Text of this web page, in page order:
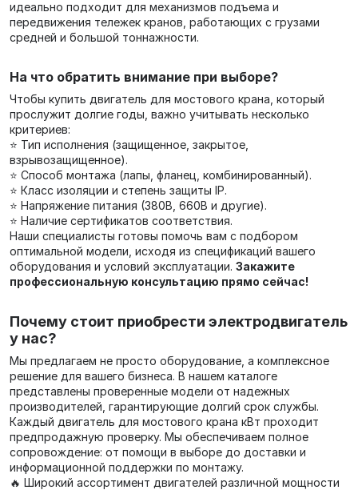
идеально подходит для механизмов подъема и
передвижения тележек кранов, работающих с грузами
средней и большой тоннажности.
На что обратить внимание при выборе?
Чтобы купить двигатель для мостового крана, который
прослужит долгие годы, важно учитывать несколько
критериев:
⭐ Тип исполнения (защищенное, закрытое,
взрывозащищенное).
⭐ Способ монтажа (лапы, фланец, комбинированный).
⭐ Класс изоляции и степень защиты IP.
⭐ Напряжение питания (380В, 660В и другие).
⭐ Наличие сертификатов соответствия.
Наши специалисты готовы помочь вам с подбором
оптимальной модели, исходя из спецификаций вашего
оборудования и условий эксплуатации. Закажите
профессиональную консультацию прямо сейчас!
Почему стоит приобрести электродвигатель
у нас?
Мы предлагаем не просто оборудование, а комплексное
решение для вашего бизнеса. В нашем каталоге
представлены проверенные модели от надежных
производителей, гарантирующие долгий срок службы.
Каждый двигатель для мостового крана кВт проходит
предпродажную проверку. Мы обеспечиваем полное
сопровождение: от помощи в выборе до доставки и
информационной поддержки по монтажу.
🔥 Широкий ассортимент двигателей различной мощности